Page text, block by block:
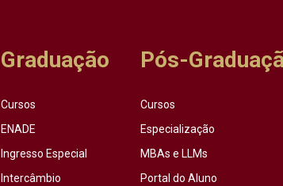
Graduação
Cursos
ENADE
Ingresso Especial
Intercâmbio
Pós-
Cursos
Especialização
MBAs e LLMs
Portal do Aluno